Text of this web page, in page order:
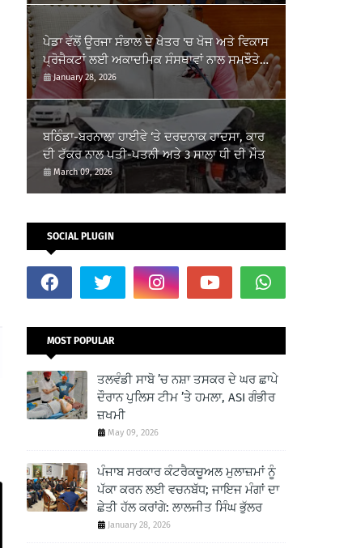
ਪੇਡਾ ਵੱਲੋਂ ਊਰਜਾ ਸੰਭਾਲ ਦੇ ਖੇਤਰ 'ਚ ਖੋਜ ਅਤੇ ਵਿਕਾਸ
ਪ੍ਰੋਜੈਕਟਾਂ ਲਈ ਅਕਾਦਮਿਕ ਸੰਸਥਾਵਾਂ ਨਾਲ ਸਮਝੌਤੇ
ਸਹੀਬੱਧ
January 28, 2026
ਬਠਿੰਡਾ-ਬਰਨਾਲਾ ਹਾਈਵੇ ‘ਤੇ ਦਰਦਨਾਕ ਹਾਦਸਾ, ਕਾਰ
ਦੀ ਟੱਕਰ ਨਾਲ ਪਤੀ-ਪਤਨੀ ਅਤੇ 3 ਸਾਲਾ ਧੀ ਦੀ ਮੌਤ
March 09, 2026
SOCIAL PLUGIN
MOST POPULAR
ਤਲਵੰਡੀ ਸਾਬੋ ’ਚ ਨਸ਼ਾ ਤਸਕਰ ਦੇ ਘਰ ਛਾਪੇ
ਦੌਰਾਨ ਪੁਲਿਸ ਟੀਮ ’ਤੇ ਹਮਲਾ, ASI ਗੰਭੀਰ
ਜ਼ਖਮੀ
May 09, 2026
ਪੰਜਾਬ ਸਰਕਾਰ ਕੰਟਰੈਕਚੂਅਲ ਮੁਲਾਜ਼ਮਾਂ ਨੂੰ
ਪੱਕਾ ਕਰਨ ਲਈ ਵਚਨਬੱਧ; ਜਾਇਜ ਮੰਗਾਂ ਦਾ
ਛੇਤੀ ਹੱਲ ਕਰਾਂਗੇ: ਲਾਲਜੀਤ ਸਿੰਘ ਭੁੱਲਰ
January 28, 2026